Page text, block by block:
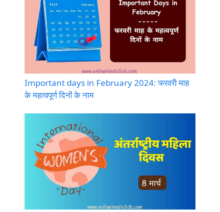
Important days in February 2024: फरवरी माह
के महत्वपूर्ण दिनों के नाम